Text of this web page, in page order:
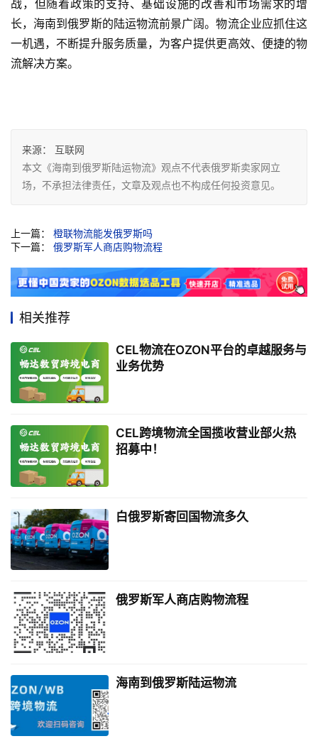
战，但随着政策的支持、基础设施的改善和市场需求的增
长，海南到俄罗斯的陆运物流前景广阔。物流企业应抓住这
一机遇，不断提升服务质量，为客户提供更高效、便捷的物
流解决方案。
来源：
互联网
本文《海南到俄罗斯陆运物流》观点不代表俄罗斯卖家网立
场，不承担法律责任，文章及观点也不构成任何投资意见。
上一篇： 橙联物流能发俄罗斯吗
下一篇： 俄罗斯军人商店购物流程
相关推荐
CEL物流在OZON平台的卓越服务与
业务优势
CEL跨境物流全国揽收营业部火热
招募中！
白俄罗斯寄回国物流多久
俄罗斯军人商店购物流程
海南到俄罗斯陆运物流